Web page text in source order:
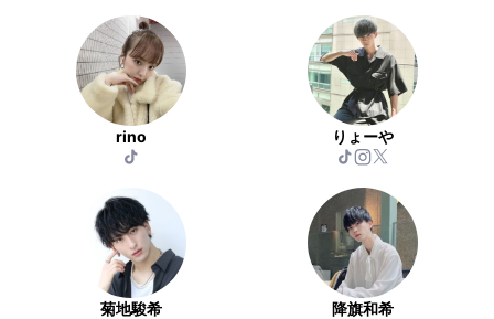
rino りょーや
菊地駿希 降旗和希